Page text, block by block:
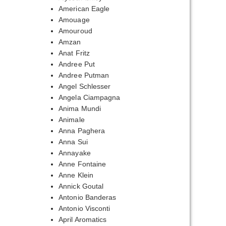
American Eagle
Amouage
Amouroud
Amzan
Anat Fritz
Andree Put
Andree Putman
Angel Schlesser
Angela Ciampagna
Anima Mundi
Animale
Anna Paghera
Anna Sui
Annayake
Anne Fontaine
Anne Klein
Annick Goutal
Antonio Banderas
Antonio Visconti
April Aromatics